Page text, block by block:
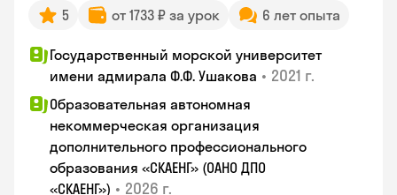
5 от 1733 ₽ за урок 6 лет опыта
Государственный морской университет
имени адмирала Ф.Ф. Ушакова • 2021 г.
Образовательная автономная
некоммерческая организация
дополнительного профессионального
образования «СКАЕНГ» (ОАНО ДПО
«СКАЕНГ») • 2026 г.